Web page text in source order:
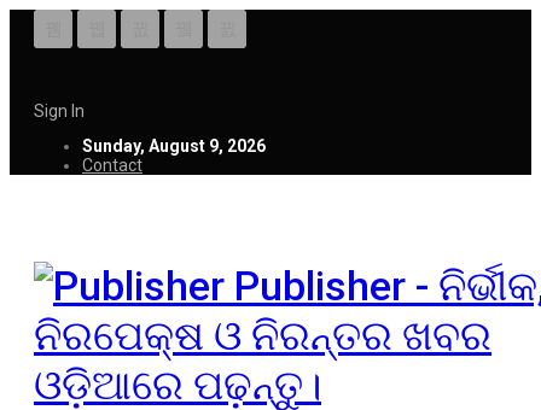
Sign In
Sunday, August 9, 2026
Contact
Publisher -
ନିରପେକ୍ଷ ଓ ନିରନ୍ତର ଖବର
ଓଡ଼ିଆରେ ପଢ଼ନ୍ତୁ।